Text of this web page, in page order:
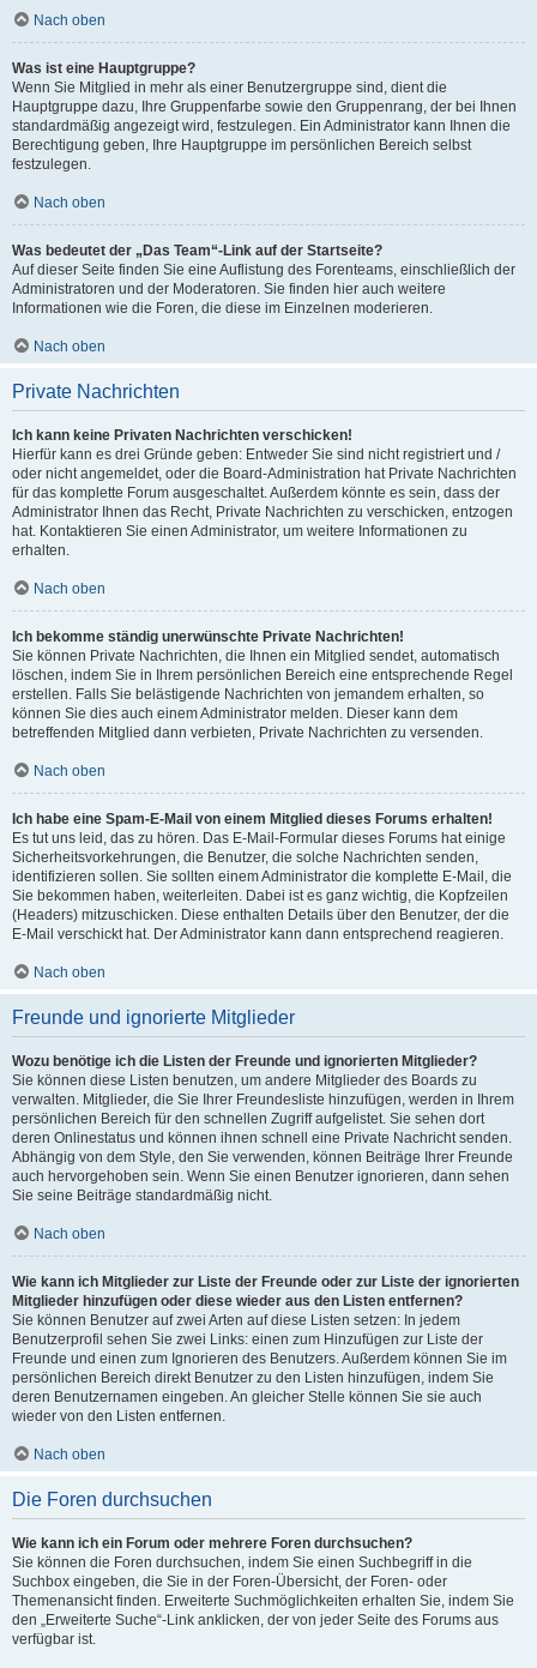
Nach oben
Was ist eine Hauptgruppe?
Wenn Sie Mitglied in mehr als einer Benutzergruppe sind, dient die
Hauptgruppe dazu, Ihre Gruppenfarbe sowie den Gruppenrang, der bei Ihnen
standardmäßig angezeigt wird, festzulegen. Ein Administrator kann Ihnen die
Berechtigung geben, Ihre Hauptgruppe im persönlichen Bereich selbst
festzulegen.
Nach oben
Was bedeutet der „Das Team“-Link auf der Startseite?
Auf dieser Seite finden Sie eine Auflistung des Forenteams, einschließlich der
Administratoren und der Moderatoren. Sie finden hier auch weitere
Informationen wie die Foren, die diese im Einzelnen moderieren.
Nach oben
Private Nachrichten
Ich kann keine Privaten Nachrichten verschicken!
Hierfür kann es drei Gründe geben: Entweder Sie sind nicht registriert und /
oder nicht angemeldet, oder die Board-Administration hat Private Nachrichten
für das komplette Forum ausgeschaltet. Außerdem könnte es sein, dass der
Administrator Ihnen das Recht, Private Nachrichten zu verschicken, entzogen
hat. Kontaktieren Sie einen Administrator, um weitere Informationen zu
erhalten.
Nach oben
Ich bekomme ständig unerwünschte Private Nachrichten!
Sie können Private Nachrichten, die Ihnen ein Mitglied sendet, automatisch
löschen, indem Sie in Ihrem persönlichen Bereich eine entsprechende Regel
erstellen. Falls Sie belästigende Nachrichten von jemandem erhalten, so
können Sie dies auch einem Administrator melden. Dieser kann dem
betreffenden Mitglied dann verbieten, Private Nachrichten zu versenden.
Nach oben
Ich habe eine Spam-E-Mail von einem Mitglied dieses Forums erhalten!
Es tut uns leid, das zu hören. Das E-Mail-Formular dieses Forums hat einige
Sicherheitsvorkehrungen, die Benutzer, die solche Nachrichten senden,
identifizieren sollen. Sie sollten einem Administrator die komplette E-Mail, die
Sie bekommen haben, weiterleiten. Dabei ist es ganz wichtig, die Kopfzeilen
(Headers) mitzuschicken. Diese enthalten Details über den Benutzer, der die
E-Mail verschickt hat. Der Administrator kann dann entsprechend reagieren.
Nach oben
Freunde und ignorierte Mitglieder
Wozu benötige ich die Listen der Freunde und ignorierten Mitglieder?
Sie können diese Listen benutzen, um andere Mitglieder des Boards zu
verwalten. Mitglieder, die Sie Ihrer Freundesliste hinzufügen, werden in Ihrem
persönlichen Bereich für den schnellen Zugriff aufgelistet. Sie sehen dort
deren Onlinestatus und können ihnen schnell eine Private Nachricht senden.
Abhängig von dem Style, den Sie verwenden, können Beiträge Ihrer Freunde
auch hervorgehoben sein. Wenn Sie einen Benutzer ignorieren, dann sehen
Sie seine Beiträge standardmäßig nicht.
Nach oben
Wie kann ich Mitglieder zur Liste der Freunde oder zur Liste der ignorierten
Mitglieder hinzufügen oder diese wieder aus den Listen entfernen?
Sie können Benutzer auf zwei Arten auf diese Listen setzen: In jedem
Benutzerprofil sehen Sie zwei Links: einen zum Hinzufügen zur Liste der
Freunde und einen zum Ignorieren des Benutzers. Außerdem können Sie im
persönlichen Bereich direkt Benutzer zu den Listen hinzufügen, indem Sie
deren Benutzernamen eingeben. An gleicher Stelle können Sie sie auch
wieder von den Listen entfernen.
Nach oben
Die Foren durchsuchen
Wie kann ich ein Forum oder mehrere Foren durchsuchen?
Sie können die Foren durchsuchen, indem Sie einen Suchbegriff in die
Suchbox eingeben, die Sie in der Foren-Übersicht, der Foren- oder
Themenansicht finden. Erweiterte Suchmöglichkeiten erhalten Sie, indem Sie
den „Erweiterte Suche“-Link anklicken, der von jeder Seite des Forums aus
verfügbar ist.